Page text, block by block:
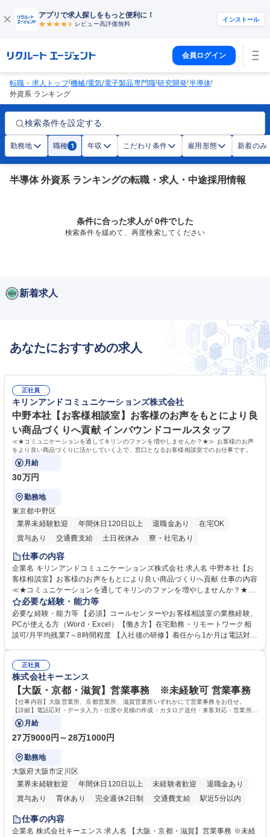
アプリで求人探しをもっと便利に！
レビュー高評価無料
インストール
会員ログイン
転職・求人トップ/機械/電気/電子製品専門職/研究開発/半導体/
外資系 ランキング
検索条件を設定する
勤務地 職種 1 年収 こだわり条件 雇用形態 新着のみ
半導体 外資系 ランキングの転職・求人・中途採用情報
条件に合った求人が 0件でした
検索条件を緩めて、再度検索してください
新着求人
あなたにおすすめの求人
正社員
キリンアンドコミュニケーションズ株式会社
中野本社【お客様相談室】お客様のお声をもとにより良
い商品づくりへ貢献 インバウンドコールスタッフ
≪★コミュニケーションを通してキリンのファンを増やしませんか？★≫ お客様のお声
をより良い商品づくりに活かしていく上で、窓口となるお客様相談室でのお仕事です。
月給
30万円
勤務地
東京都中野区
業界未経験歓迎
年間休日120日以上 退職金あり
在宅OK
賞与あり
交通費支給 土日祝休み 寮・社宅あり
仕事の内容
企業名 キリンアンドコミュニケーションズ株式会社 求人名 中野本社【お
客様相談室】お客様のお声をもとにより良い商品づくりへ貢献 仕事の内容
≪★コミュニケーションを通してキリンのファンを増やしませんか？★≫
お客様のお声をより良い商品づくりに活かしていく上で、窓口となるお客
様相談室でのお仕事です。 日々お客様からいただくキリングループへのご
意見を、企業活動に活かしています。お客様からの声に迅速かつ誠意をも
って対応、情報提供するとともにグループ内活動に反映しています。 【具
平均100件前後■メール・手紙：同上40件前後 募集職種 中野本社【お客様
相談室】お客様のお声をもとにより良い商品づくりへ貢献
必要な経験・能力等
必要な経験・能力等 【必須】コールセンターやお客様相談室の業務経験、
PCが使える方（Word・Excel）【働き方】在宅勤務・リモートワーク相
談可/月平均残業7～8時間程度 【入社後の研修】着任から1か月は電話対応
すのでご安心ください。 【当社について】キリングループの広報機能を担
う会社として、お客様との出会いを大切にし、磨き上げたホスピタリティ
を込めてコミュニケーションをとりながら広報関連業務を行っておりま
す。 学歴・資格 学歴：大学院 大学 高専 短大 専修学校 高校 語学力： 資
格：
正社員
株式会社キーエンス
【大阪・京都・滋賀】営業事務 ※未経験可 営業事務
【仕事内容】大阪営業所、京都営業所、滋賀営業所いずれかにて営業事務をお任せ。
【詳細】電話応対・データ入力・伝票や見積の作成・カタログ送付・来客対応・営業所内
で発生する事務業務や業務改善をお任せ。
月給
27万9000円～28万1000円
勤務地
大阪府大阪市淀川区
業界未経験歓迎
年間休日120日以上 未経験者歓迎
退職金あり
賞与あり
育休あり 完全週休2日制 交通費支給
駅近5分以内
土日祝休み
仕事の内容
企業名 株式会社キーエンス 求人名 【大阪・京都・滋賀】営業事務 ※未経